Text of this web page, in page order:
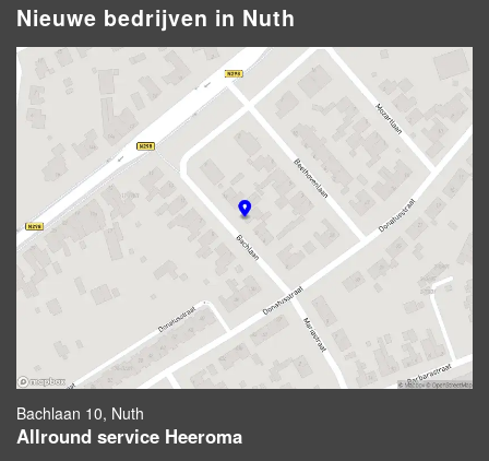
Nieuwe bedrijven in Nuth
Bachlaan 10, Nuth
Allround service Heeroma